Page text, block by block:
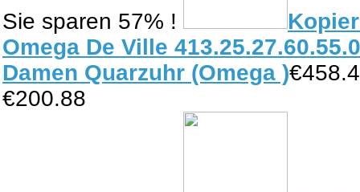
Sie sparen 57% !
Omega De Ville
Damen Quarzuhr (Omega )
€200.88